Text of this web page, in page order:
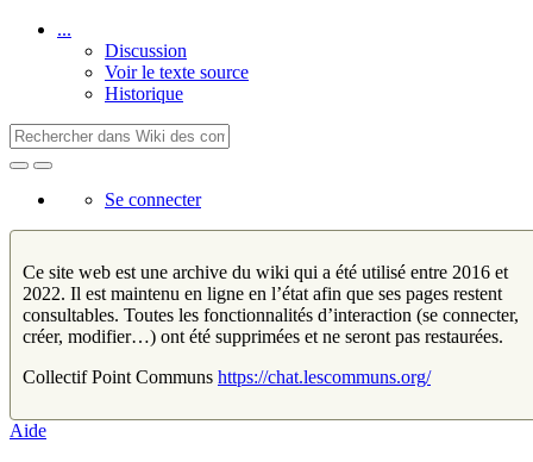
...
Discussion
Voir le texte source
Historique
Se connecter
Ce site web est une archive du wiki qui a été utilisé entre 2016 et
2022. Il est maintenu en ligne en l’état afin que ses pages restent
consultables. Toutes les fonctionnalités d’interaction (se connecter,
créer, modifier…) ont été supprimées et ne seront pas restaurées.
Collectif Point Communs https://chat.lescommuns.org/
Aide